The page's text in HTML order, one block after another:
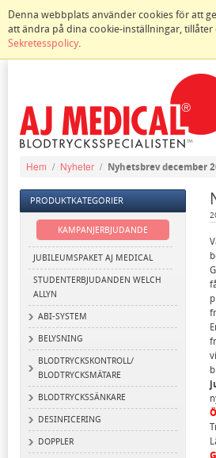
Denna webbplats använder cookies för att
att ändra på dina cookie-inställningar,
Sekretesspolicy.
Hem / Nyheter / Nyhetsbrev december
PRODUKTKATEGORIER
KAMPANJERBJUDANDE
JUBILEUMSPAKET AJ MEDICAL
STUDENTERBJUDANDEN WELCH
ALLYN
ABI-SYSTEM
BELYSNING
BLODTRYCKSKONTROLL/
BLODTRYCKSMÄTARE
BLODTRYCKSSÄNKARE
DESINFICERING
DOPPLER